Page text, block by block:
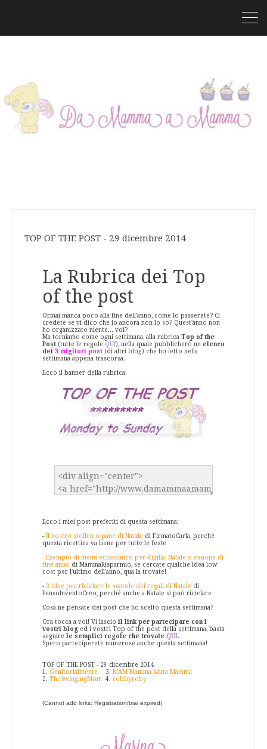
TOP OF THE POST - 29 dicembre 2014
La Rubrica dei Top
of the post
Ormai manca poco alla fine dell'anno, come lo passerete? Ci
credete se vi dico che io ancora non lo so? Quest'anno non
ho organizzato niente... voi?
Ma torniamo come ogni settimana, alla rubrica Top of the
Post (tutte le regole QUI), nella quale pubblicherò un elenco
dei 3 migliori post (di altri blog) che ho letto nella
settimana appena trascorsa.
Ecco il banner della rubrica:
Ecco i miei post preferiti di questa settimana:
- Il nostro stollen o pane di Natale di FirmatoCarla, perché
questa ricettina va bene per tutte le feste
- Esempio di menù economico per Vigilia, Natale o cenone di
fine anno di MammaRisparmio, se cercate qualche idea low
cost per l'ultimo dell'anno, qua la trovate!
- 3 idee per riciclare le scatole dei regali di Natale di
PensoInventoCreo, perché anche a Natale si può riciclare
Cosa ne pensate dei post che ho scelto questa settimana?
Ora tocca a voi! Vi lascio il link per partecipare con i
vostri blog ed i vostri Top of the post della settimana, basta
seguire le semplici regole che trovate QUI.
Spero parteciperete numerose anche questa settimana!
TOP OF THE POST - 29 dicembre 2014
1. Genitorialmente 3. MAM Mamma Aiuta Mamma
2. TheSwingingMom 4. robbyroby
(Cannot add links: Registration/trial expired)